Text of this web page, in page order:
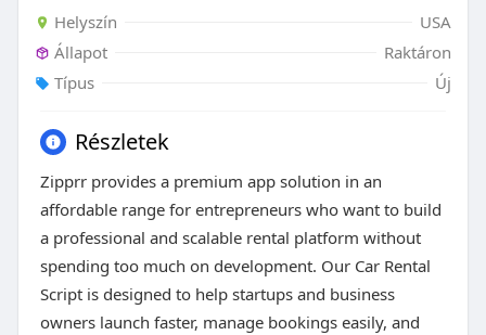
Helyszín
USA
Állapot
Raktáron
Típus
Új
Részletek
Zipprr provides a premium app solution in an
affordable range for entrepreneurs who want to build
a professional and scalable rental platform without
spending too much on development. Our Car Rental
Script is designed to help startups and business
owners launch faster, manage bookings easily, and